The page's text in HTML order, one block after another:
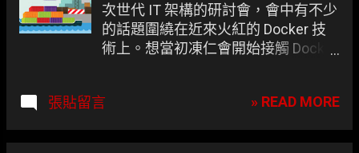
次世代 IT 架構的研討會，會中有不少
的話題圍繞在近來火紅的 Docker 技
術上。想當初凍仁會開始接觸 Docker
制 、 省下各種安裝 Linux 發行版本時
數！ 以下為凍仁這次參與的議題，大
張貼留言 » READ MORE